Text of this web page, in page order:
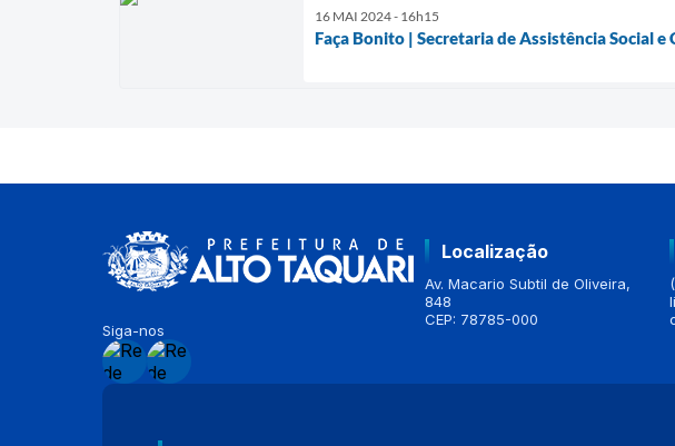
16 MAI 2024 - 16h15
Faça Bonito | Secretaria de Assistência Social
Siga-nos
Localização
Av. Macario Subtil de Oliveira,
848
CEP: 78785-000